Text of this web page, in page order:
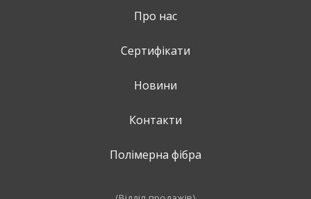
Про нас
Сертифікати
Новини
Контакти
Полімерна фібра